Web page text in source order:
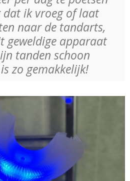
dat ik vroeg of laat
naar de tandarts,
geweldige apparaat
tanden schoon
zo gemakkelijk!